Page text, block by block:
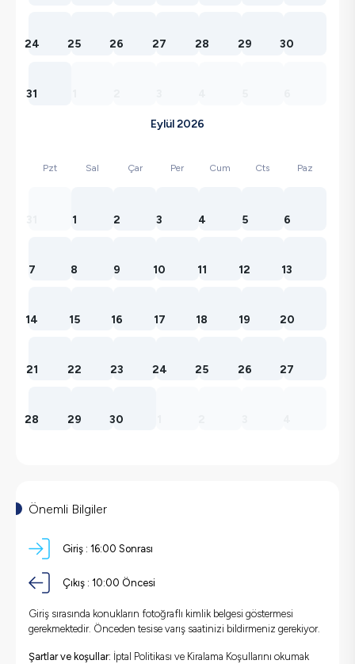
24 25 26 27 28 29 30
31
Eylül 2026
Pzt Sal Çar Per Cum Cts Paz
1 2 3 4 5 6
7 8 9 10 11 12 13
14 15 16 17 18 19 20
21 22 23 24 25 26 27
28 29 30
Önemli Bilgiler
Giriş : 16:00 Sonrası
Çıkış : 10:00 Öncesi
Giriş sırasında konukların fotoğraflı kimlik belgesi göstermesi
gerekmektedir. Önceden tesise varış saatinizi bildirmeniz gerekiyor.
Şartlar ve koşullar: İptal Politikası ve Kiralama Koşullarını okumak